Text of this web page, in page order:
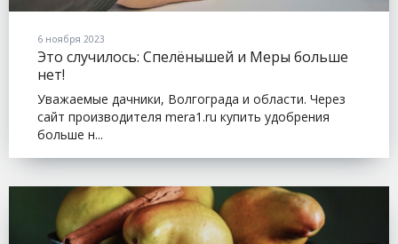
6 ноября 2023
Это случилось: Спелёнышей и Меры больше
нет!
Уважаемые дачники, Волгограда и области. Через
сайт производителя mera1.ru купить удобрения
больше н...